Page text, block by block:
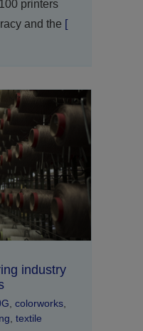
printers
and the [
industry
, colorworks,
, textile